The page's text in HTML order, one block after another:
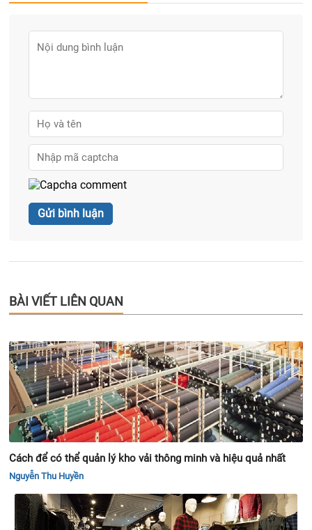
BÀI VIẾT LIÊN QUAN
Cách để có thể quản lý kho vải thông minh và hiệu quả nhất
Nguyễn Thu Huyền